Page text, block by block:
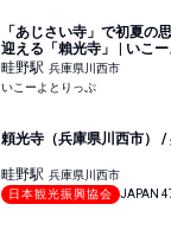
「あじさい寺」で初夏の
迎える「賴光寺」 | いこ
畦野駅 兵庫県川西市
いこーよとりっぷ
頼光寺（兵庫県川西市） /
畦野駅 兵庫県川西市
日本観光振興協会
JAPAN